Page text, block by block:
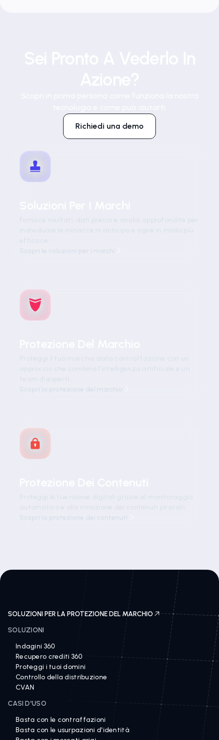
Richiedi una demo
SOLUZIONI PER LA PROTEZIONE DEL MARCHIO
SOLUZIONI
Indagini 360
Recupero crediti 360
Proteggi i tuoi domini
Controllo della distribuzione
CVAN
CASI D'USO
Basta con le contraffazioni
Basta con le usurpazioni d'identità